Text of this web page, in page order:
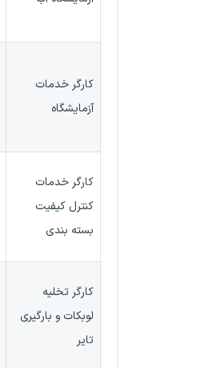
کارگر خدمات
آزمایشگاه
کارگر خدمات
کنترل کیفیت
بسته بندی
کارگر تخلیه
لوبکات و بارگیری
تایر